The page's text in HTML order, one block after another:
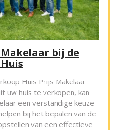
bij de
Huis Prijs Makelaar
uw huis te verkopen, kan
een verstandige keuze
bij het bepalen van de
van een effectieve